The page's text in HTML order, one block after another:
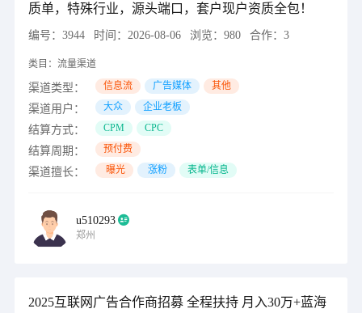
质单，特殊行业，源头端口，套户现户资质全包！
编号： 3944 时间： 2026-08-06 浏览： 980 合作： 3
类目： 流量渠道
渠道类型： 信息流 广告媒体 其他
渠道用户： 大众 企业老板
结算方式： CPM CPC
结算周期： 预付费
渠道擅长： 曝光 涨粉 表单/信息
u510293
郑州
2025互联网广告合作商招募 全程扶持 月入30万+蓝海